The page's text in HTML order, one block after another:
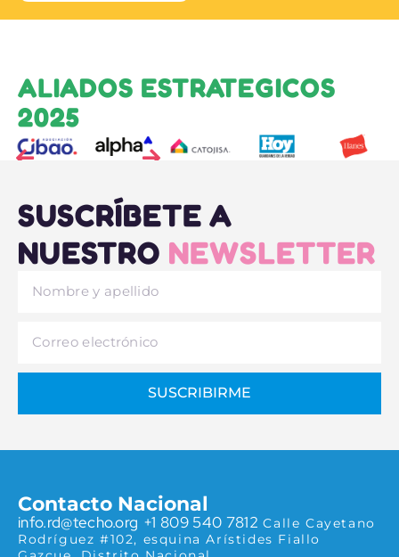
ALIADOS ESTRATEGICOS
2025
SUSCRÍBETE A
NUESTRO NEWSLETTER
SUSCRIBIRME
Contacto Nacional
info.rd@techo.org +1 809 540 7812 Calle Cayetano
Rodríguez #102, esquina Arístides Fiallo